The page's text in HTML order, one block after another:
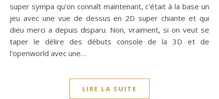
super sympa qu'on connaît maintenant, c'était à la base un
jeu avec une vue de dessus en 2D super chiante et qui
dieu merci a depuis disparu. Non, vraiment, si on veut se
taper le délire des débuts console de la 3D et de
l'openworld avec une…
LIRE LA SUITE